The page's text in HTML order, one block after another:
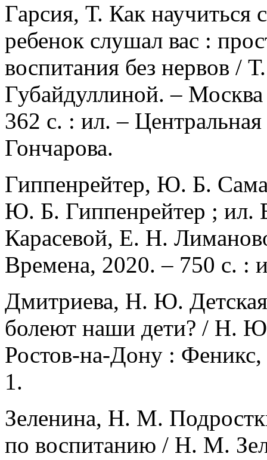
Гарсия, Т. Как научиться
ребенок слушал вас :
воспитания без нервов /
Губайдуллиной. –
362 с. : ил. –
Гончарова.
Гиппенрейтер, Ю. Б.
Ю. Б. Гиппенрейтер ; ил.
Карасевой, Е. Н.
Времена, 2020. – 750 с. :
Дмитриева, Н. Ю.
болеют наши дети? / Н.
Ростов-на-Дону :
1.
Зеленина, Н. М.
по воспитанию / Н. М.